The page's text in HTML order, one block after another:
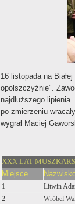
16 listopada na
opolszczyźnie".
najdłuższego lipienia.
po zmierzeniu
wygrał Maciej
XXX LAT
Miejsce
1 Litwin
2
Wróbel